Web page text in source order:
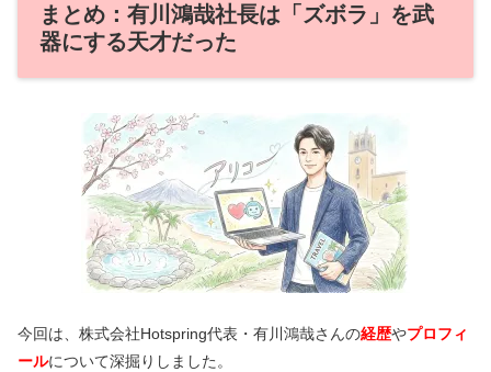
まとめ：有川鴻哉社長は「ズボラ」を武
器にする天才だった
今回は、株式会社Hotspring代表・有川鴻哉さんの経歴やプロフィ
ールについて深掘りしました。